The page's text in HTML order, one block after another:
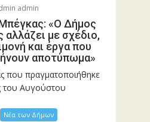
admin
«Ο Δήμος
αλλάζει με σχέδιο,
και έργα που
αποτύπωμα»
που πραγματοποιήθηκε
του Αυγούστου
Νέα των Δήμων